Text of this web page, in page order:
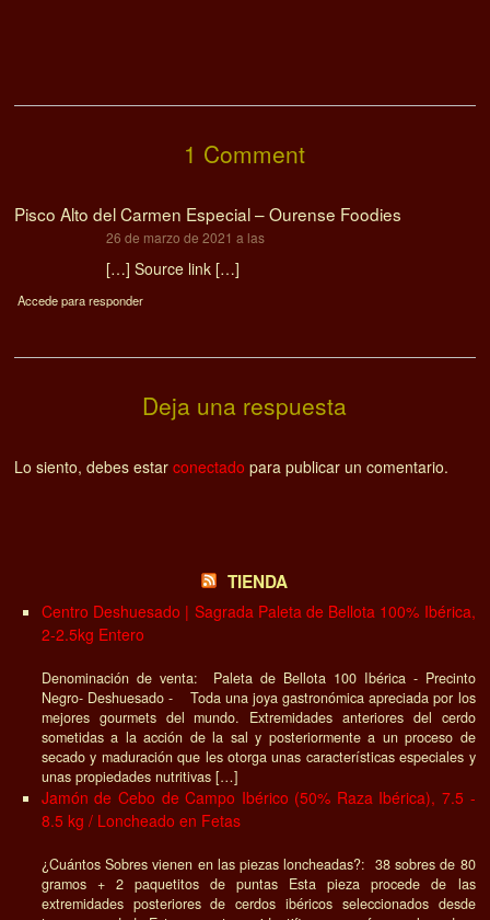
1 Comment
Pisco Alto del Carmen Especial – Ourense Foodies
26 de marzo de 2021 a las
[…] Source link […]
Accede para responder
Deja una respuesta
Lo siento, debes estarconectado para publicar un comentario.
TIENDA
Centro Deshuesado | Sagrada Paleta de Bellota 100% Ibérica,
2-2.5kg Entero
Denominación de venta: Paleta de Bellota 100 Ibérica - Precinto
Negro- Deshuesado - Toda una joya gastronómica apreciada por los
mejores gourmets del mundo. Extremidades anteriores del cerdo
sometidas a la acción de la sal y posteriormente a un proceso de
secado y maduración que les otorga unas características especiales y
unas propiedades nutritivas […]
Jamón de Cebo de Campo Ibérico (50% Raza Ibérica), 7.5 -
8.5 kg / Loncheado en Fetas
¿Cuántos Sobres vienen en las piezas loncheadas?: 38 sobres de 80
gramos + 2 paquetitos de puntas Esta pieza procede de las
extremidades posteriores de cerdos ibéricos seleccionados desde